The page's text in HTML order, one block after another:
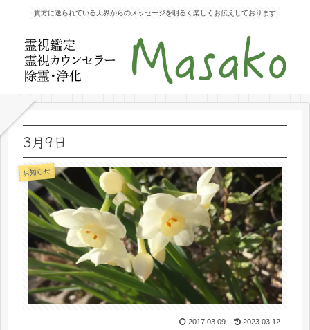
貴方に送られている天界からのメッセージを明るく楽しくお伝えしております
3月9日
お知らせ
2017.03.09 2023.03.12